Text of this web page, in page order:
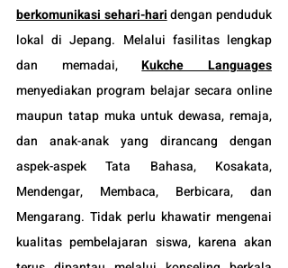
berkomunikasi sehari-hari dengan penduduk
lokal di Jepang. Melalui fasilitas lengkap
dan memadai, Kukche Languages
menyediakan program belajar secara online
maupun tatap muka untuk dewasa, remaja,
dan anak-anak yang dirancang dengan
aspek-aspek Tata Bahasa, Kosakata,
Mendengar, Membaca, Berbicara, dan
Mengarang. Tidak perlu khawatir mengenai
kualitas pembelajaran siswa, karena akan